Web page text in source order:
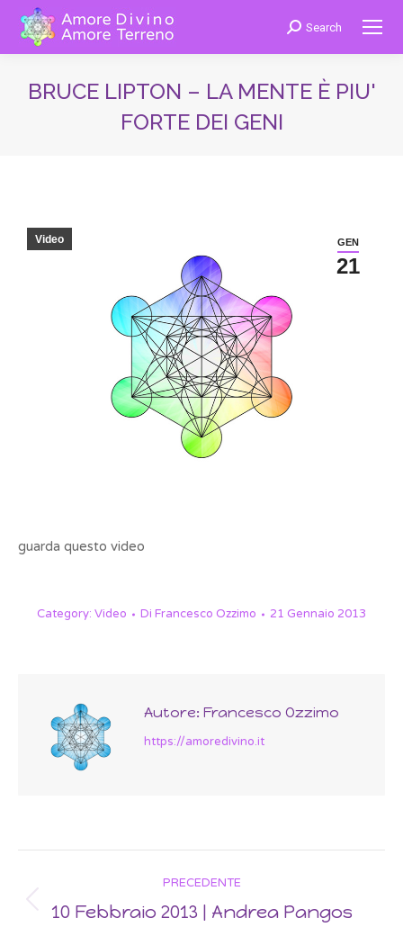
Cerca:Search
BRUCE LIPTON – LA MENTE È PIU'
FORTE DEI GENI
GEN
21
Video
guarda questo video
Category: Video Di Francesco Ozzimo 21 Gennaio 2013
Autore: Francesco Ozzimo
https://amoredivino.it
navigation
PRECEDENTE
Previous
10 Febbraio 2013 | Andrea Pangos